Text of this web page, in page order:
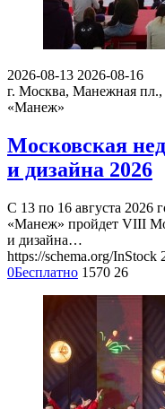
2026-08-13 2026-08-16
г. Москва, Манежная пл.,
«Манеж»
Московская
и дизайна 2026
С 13 по 16 августа 2026
«Манеж» пройдет VIII
и дизайна…
https://schema.org/InStock
0Бесплатно 1570 26